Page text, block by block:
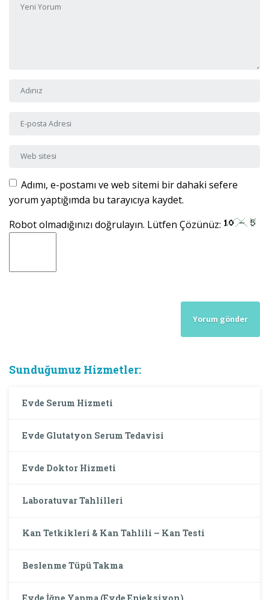
Adı ve Soyadı
E-posta Adresi
Web sitesi
Adımı, e-postamı ve web sitemi bir dahaki sefere
yorum yaptığımda bu tarayıcıya kaydet.
Robot olmadığınızı doğrulayın. Lütfen Çözünüz:
Sunduğumuz Hizmetler:
Evde Serum Hizmeti
Evde Glutatyon Serum Tedavisi
Evde Doktor Hizmeti
Laboratuvar Tahlilleri
Kan Tetkikleri & Kan Tahlili – Kan Testi
Beslenme Tüpü Takma